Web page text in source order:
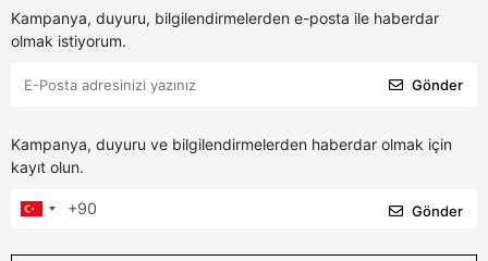
Kampanya, duyuru, bilgilendirmelerden e-posta ile haberdar
olmak istiyorum.
Gönder
Kampanya, duyuru ve bilgilendirmelerden haberdar olmak için
kayıt olun.
Gönder